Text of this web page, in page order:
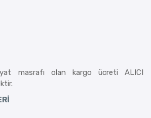
masrafı olan kargo ücreti ALICI